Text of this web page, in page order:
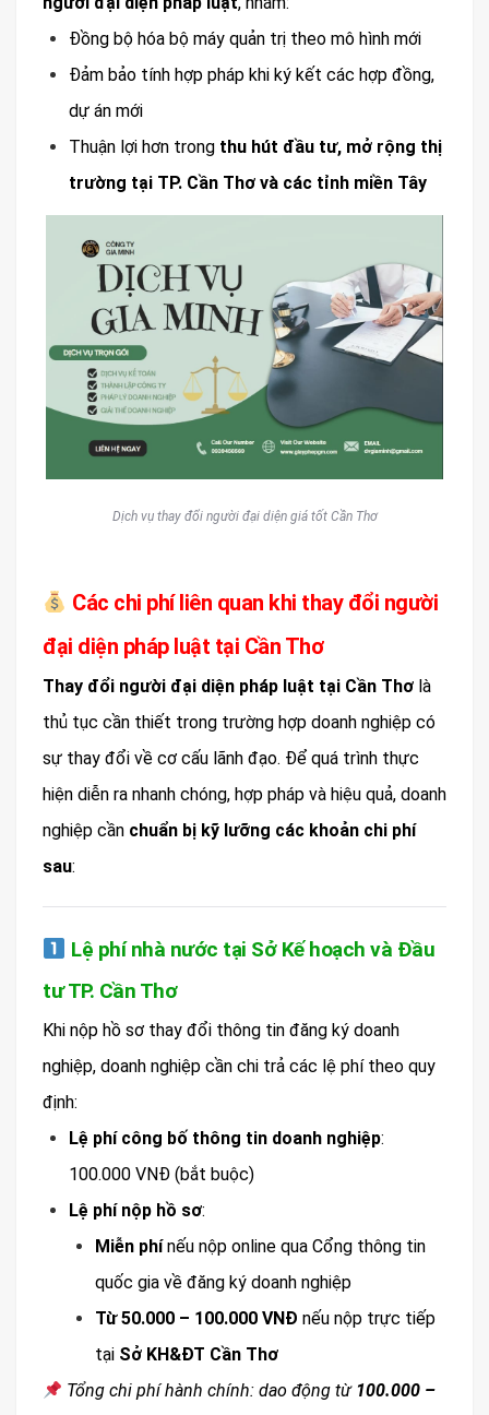
Đồng bộ hóa bộ máy quản trị theo mô hình mới
Đảm bảo tính hợp pháp khi ký kết các hợp đồng,
dự án mới
Thuận lợi hơn trong thu hút đầu tư, mở rộng thị
trường tại TP. Cần Thơ và các tỉnh miền Tây
Dịch vụ thay đổi người đại diện giá tốt Cần Thơ
Các chi phí liên quan khi thay đổi người
đại diện pháp luật tại Cần Thơ
Thay đổi người đại diện pháp luật tại Cần Thơ là
thủ tục cần thiết trong trường hợp doanh nghiệp có
sự thay đổi về cơ cấu lãnh đạo. Để quá trình thực
hiện diễn ra nhanh chóng, hợp pháp và hiệu quả, doanh
nghiệp cần chuẩn bị kỹ lưỡng các khoản chi phí
sau:
Lệ phí nhà nước tại Sở Kế hoạch và Đầu
tư TP. Cần Thơ
Khi nộp hồ sơ thay đổi thông tin đăng ký doanh
nghiệp, doanh nghiệp cần chi trả các lệ phí theo quy
định:
Lệ phí công bố thông tin doanh nghiệp:
100.000 VNĐ (bắt buộc)
Lệ phí nộp hồ sơ:
Miễn phínếu nộp online qua Cổng thông tin
quốc gia về đăng ký doanh nghiệp
Từ 50.000 – 100.000 VNĐ nếu nộp trực tiếp
tại Sở KH&ĐT Cần Thơ
Tổng chi phí hành chính: dao động từ 100.000 –